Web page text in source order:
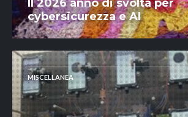
Il 2026 anno di svolta per
cybersicurezza e AI
MISCELLANEA